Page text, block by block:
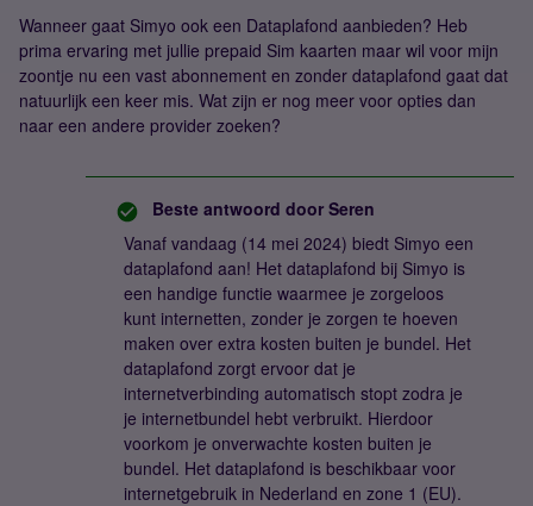
Wanneer gaat Simyo ook een Dataplafond aanbieden? Heb
prima ervaring met jullie prepaid Sim kaarten maar wil voor mijn
zoontje nu een vast abonnement en zonder dataplafond gaat dat
natuurlijk een keer mis. Wat zijn er nog meer voor opties dan
naar een andere provider zoeken?
Beste antwoord door Seren
Vanaf vandaag (14 mei 2024) biedt Simyo een
dataplafond aan! Het dataplafond bij Simyo is
een handige functie waarmee je zorgeloos
kunt internetten, zonder je zorgen te hoeven
maken over extra kosten buiten je bundel. Het
dataplafond zorgt ervoor dat je
internetverbinding automatisch stopt zodra je
je internetbundel hebt verbruikt. Hierdoor
voorkom je onverwachte kosten buiten je
bundel. Het dataplafond is beschikbaar voor
internetgebruik in Nederland en zone 1 (EU).